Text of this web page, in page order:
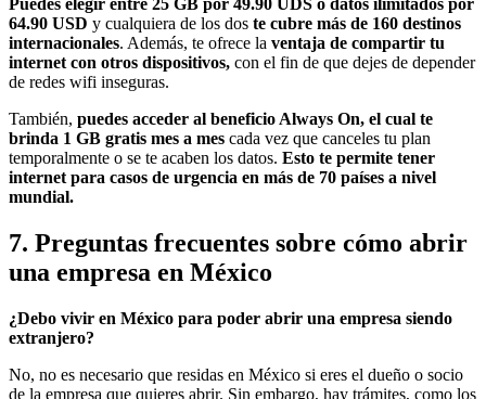
Puedes elegir entre 25 GB por 49.90 UDS o datos ilimitados por
64.90 USD y cualquiera de los dos te cubre más de 160 destinos
internacionales. Además, te ofrece la ventaja de compartir tu
internet con otros dispositivos, con el fin de que dejes de depender
de redes wifi inseguras.
También, puedes acceder al beneficio Always On, el cual te
brinda 1 GB gratis mes a mes cada vez que canceles tu plan
temporalmente o se te acaben los datos. Esto te permite tener
internet para casos de urgencia en más de 70 países a nivel
mundial.
7. Preguntas frecuentes sobre cómo abrir
una empresa en México
¿Debo vivir en México para poder abrir una empresa siendo
extranjero?
No, no es necesario que residas en México si eres el dueño o socio
de la empresa que quieres abrir. Sin embargo, hay trámites, como los